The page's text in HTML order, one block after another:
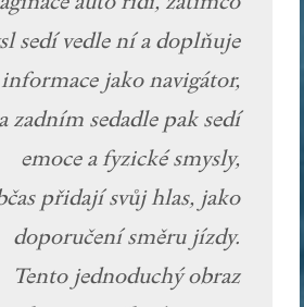
sedí vedle ní a doplňuje
informace jako navigátor,
zadním sedadle pak sedí
emoce a fyzické smysly,
přidají svůj hlas, jako
doporučení směru jízdy.
Tento jednoduchý obraz